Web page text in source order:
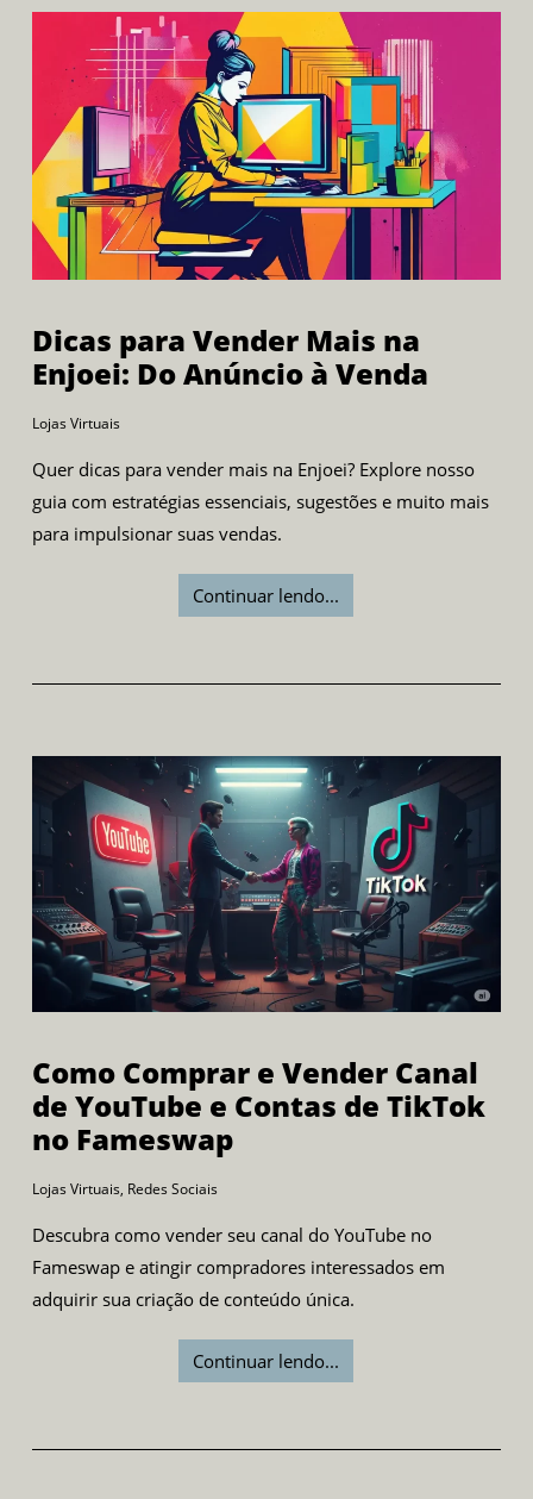
Dicas para Vender Mais na
Enjoei: Do Anúncio à Venda
Lojas Virtuais
Quer dicas para vender mais na Enjoei? Explore nosso
guia com estratégias essenciais, sugestões e muito mais
para impulsionar suas vendas.
Continuar lendo...
Como Comprar e Vender Canal
de YouTube e Contas de TikTok
no Fameswap
Lojas Virtuais, Redes Sociais
Descubra como vender seu canal do YouTube no
Fameswap e atingir compradores interessados em
adquirir sua criação de conteúdo única.
Continuar lendo...